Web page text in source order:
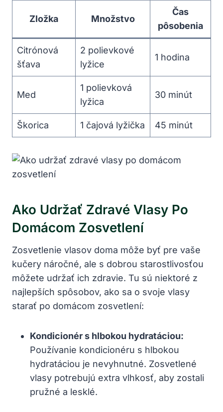
Zložka Množstvo
Čas
pôsobenia
Citrónová
šťava
2 polievkové
lyžice
1 hodina
Med
1 polievková
lyžica
30 minút
Škorica 1 čajová lyžička 45 minút
Ako Udržať Zdravé Vlasy Po
Domácom Zosvetlení
Zosvetlenie vlasov doma môže byť pre vaše
kučery náročné, ale s dobrou starostlivosťou
môžete udržať ich zdravie. Tu sú niektoré z
najlepších spôsobov, ako sa o svoje vlasy
starať po domácom zosvetlení:
Kondicionér s hlbokou hydratáciou:
Používanie kondicionéru s hlbokou
hydratáciou je nevyhnutné. Zosvetlené
vlasy potrebujú extra vlhkosť, aby zostali
pružné a lesklé.